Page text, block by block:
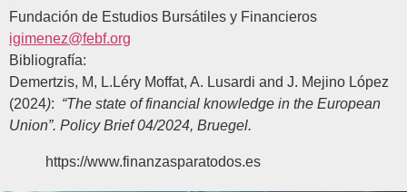
Fundación de Estudios Bursátiles y Financieros
igimenez@febf.org
Bibliografía:
Demertzis, M, L.Léry Moffat, A. Lusardi and J. Mejino López
(2024): “The state of financial knowledge in the European
Union”. Policy Brief 04/2024, Bruegel.
https://www.finanzasparatodos.es